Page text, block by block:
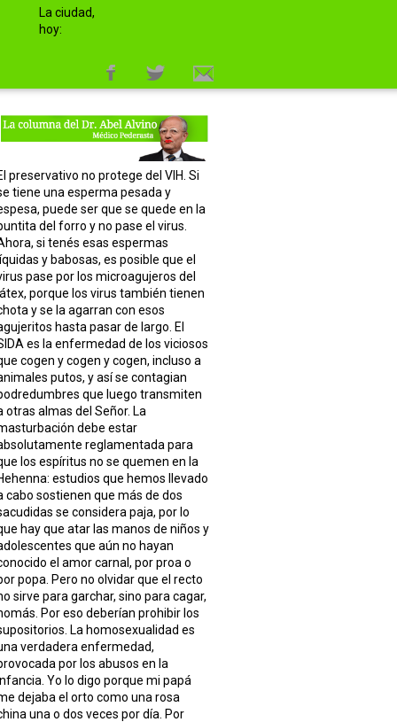
La ciudad,
hoy:
preservativo no protege del VIH. Si
tiene una esperma pesada y
puede ser que se quede en la
del forro y no pase el virus.
si tenés esas espermas
y babosas, es posible que el
pase por los microagujeros del
porque los virus también tienen
y se la agarran con esos
hasta pasar de largo. El
es la enfermedad de los viciosos
cogen y cogen y cogen, incluso a
putos, y así se contagian
que luego transmiten
otras almas del Señor. La
debe estar
reglamentada para
los espíritus no se quemen en la
estudios que hemos llevado
cabo sostienen que más de dos
se considera paja, por lo
hay que atar las manos de niños y
que aún no hayan
el amor carnal, por proa o
popa. Pero no olvidar que el recto
sirve para garchar, sino para cagar,
Por eso deberían prohibir los
La homosexualidad es
verdadera enfermedad,
por los abusos en la
Yo lo digo porque mi papá
dejaba el orto como una rosa
una o dos veces por día. Por